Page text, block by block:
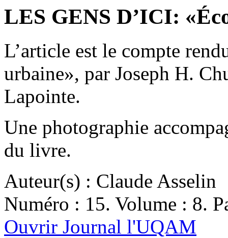
LES GENS D’ICI:
L’article est le compte
urbaine», par Joseph H.
Lapointe.
Une photographie
du livre.
Auteur(s) : Claude Asselin
Numéro : 15. Volume : 8.
Ouvrir Journal l'UQAM